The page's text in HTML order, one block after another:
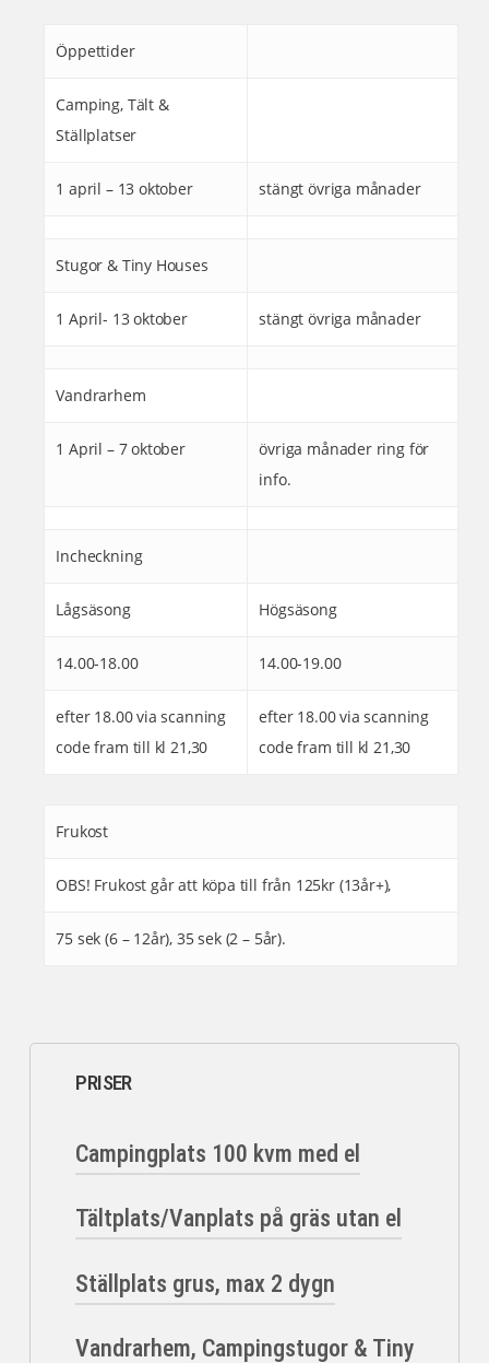
Öppettider
Camping, Tält &
Ställplatser
1 april – 13 oktober stängt övriga månader
Stugor & Tiny Houses
1 April- 13 oktober stängt övriga månader
Vandrarhem
1 April – 7 oktober
övriga månader ring för
info.
Incheckning
Lågsäsong Högsäsong
14.00-18.00 14.00-19.00
efter 18.00 via scanning
code fram till kl 21,30
efter 18.00 via scanning
code fram till kl 21,30
Frukost
OBS! Frukost går att köpa till från 125kr (13år+),
75 sek (6 – 12år), 35 sek (2 – 5år).
PRISER
Campingplats 100 kvm med el
Husvagn &
Lågsäsong Högsäsong
17/8 – 13/10
Tältplats/Vanplats på gräs utan el
Tält & Van Lågsäsong Högsäsong
Datum 1/4 – 15/6 16/6 – 16/8
Ställplats grus, max 2 dygn
Vandrarhem, Campingstugor & Tiny